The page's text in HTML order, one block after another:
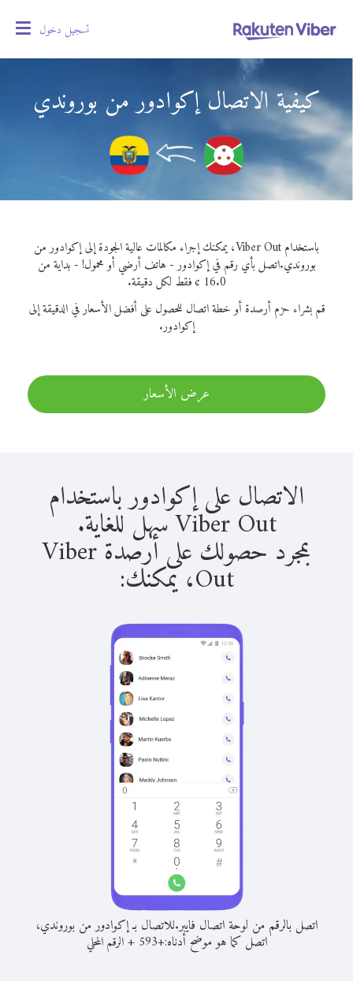
تسجيل دخول
كيفية الاتصال إكوادور من بوروندي
باستخدام Viber Out، يمكنك إجراء مكالمات عالية الجودة إلى إكوادور من
بوروندي.اتصل بأي رقم في إكوادور - هاتف أرضي أو محمول! - بداية من
16.0 ¢ فقط لكل دقيقة.
قم بشراء حزم أرصدة أو خطة اتصال للحصول على أفضل الأسعار في الدقيقة إلى
إكوادور.
عرض الأسعار
الاتصال على إكوادور باستخدام
Viber Out سهل للغاية.
بمجرد حصولك على أرصدة Viber
Out، يمكنك:
اتصل بالرقم من لوحة اتصال فايبر.للاتصال بـ إكوادور من بوروندي،
اتصل كما هو موضح أدناه:+
593
+الرقم المحلي